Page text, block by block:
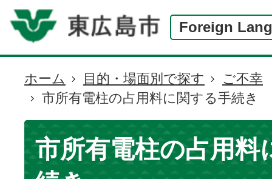
Foreign
現
在
の
位
置
ホーム 目的・場面別で探す
ご不幸
市所有電柱の占用料に関する手続き
市所有電柱の占用料